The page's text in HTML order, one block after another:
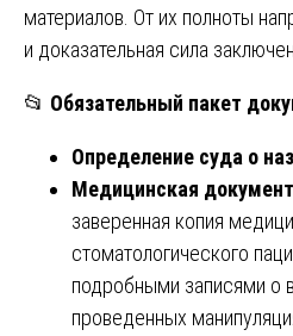
материалов. От их полноты
и доказательная сила
📂 Обязательный пакет
Определение суда о
Медицинская
заверенная копия
стоматологического
подробными записями о
проведенных